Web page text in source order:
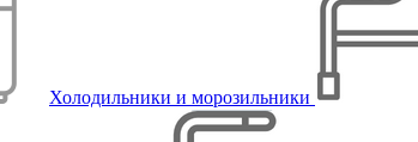
Холодильники и морозильники